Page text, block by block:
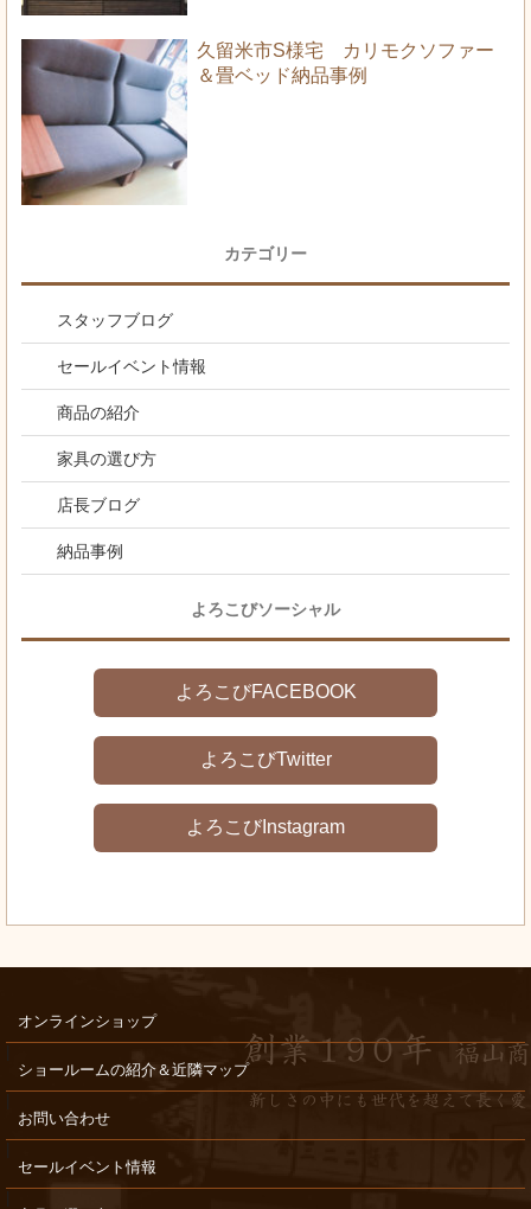
久留米市S様宅 カリモクソファー
＆畳ベッド納品事例
カテゴリー
スタッフブログ
セールイベント情報
商品の紹介
家具の選び方
店長ブログ
納品事例
よろこびソーシャル
よろこびFACEBOOK
よろこびTwitter
よろこびInstagram
オンラインショップ
ショールームの紹介＆近隣マップ
お問い合わせ
セールイベント情報